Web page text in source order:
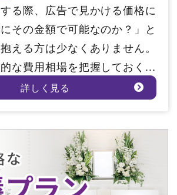
る際、広告で見かける価格に
その金額で可能なのか？」と
える方は少なくありません。
な費用相場を把握しておく...
詳しく見る